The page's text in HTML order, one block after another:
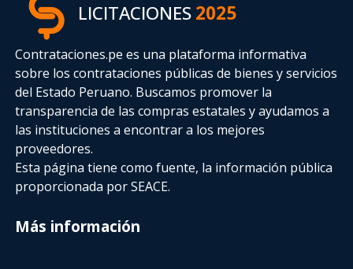
LICITACIONES2025
Contrataciones.pe es una plataforma informativa
sobre los contrataciones públicas de bienes y servicios
del Estado Peruano. Buscamos promover la
transparencia de las compras estatalesy ayudamos a
las instituciones a encontrar a los mejores
proveedores.
Esta página tiene como fuente, la información pública
proporcionada por SEACE.
Más información